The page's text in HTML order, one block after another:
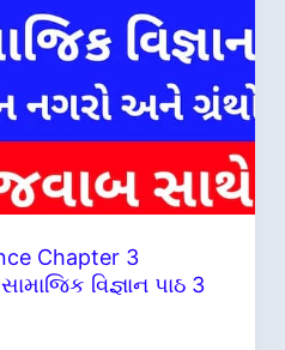
Chapter 3
વિજ્ઞાન પાઠ 3